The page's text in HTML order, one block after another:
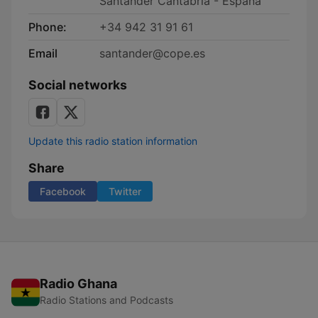
Phone:
+34 942 31 91 61
Email
santander@cope.es
Social networks
Update this radio station information
Share
Facebook Twitter
Radio Ghana
Radio Stations and Podcasts